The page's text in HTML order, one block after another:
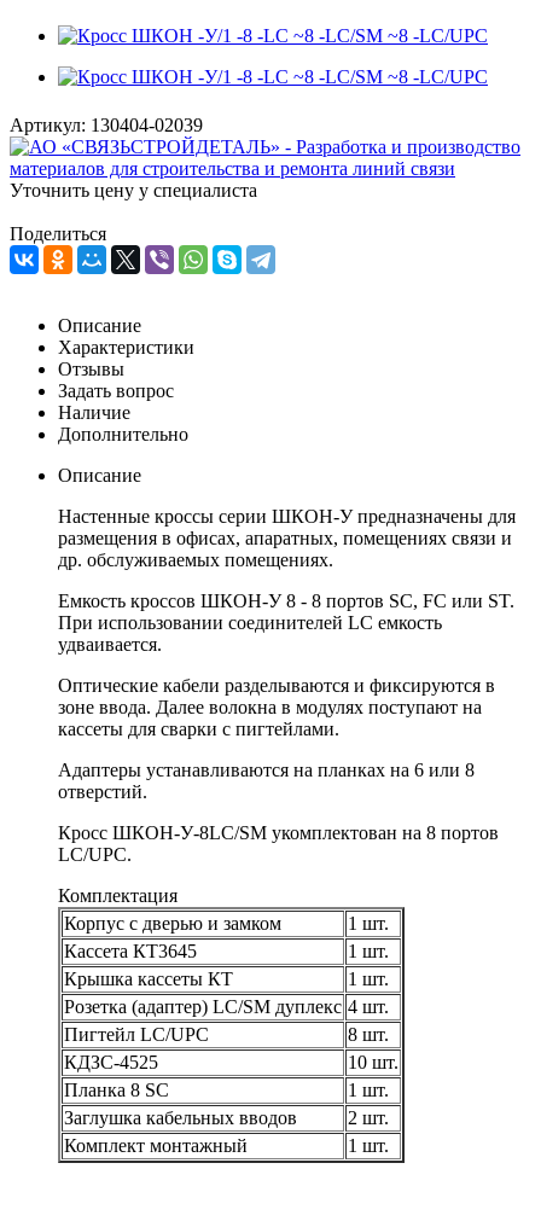
Артикул: 130404-02039
Уточнить цену у специалиста
Поделиться
Описание
Характеристики
Отзывы
Задать вопрос
Наличие
Дополнительно
Описание
Настенные кроссы серии ШКОН-У предназначены для
размещения в офисах, апаратных, помещениях связи и
др. обслуживаемых помещениях.
Емкость кроссов ШКОН-У 8 - 8 портов SC, FC или ST.
При использовании соединителей LC емкость
удваивается.
Оптические кабели разделываются и фиксируются в
зоне ввода. Далее волокна в модулях поступают на
кассеты для сварки с пигтейлами.
Адаптеры устанавливаются на планках на 6 или 8
отверстий.
Кросс ШКОН-У-8LC/SM укомплектован на 8 портов
LC/UPC.
Комплектация
Корпус с дверью и замком
1 шт.
Кассета КТ3645
1 шт.
Крышка кассеты КТ
1 шт.
Розетка (адаптер) LC/SM дуплекс 4 шт.
Пигтейл LC/UPC
8 шт.
КДЗС-4525
10 шт.
Планка 8 SC
1 шт.
Заглушка кабельных вводов
2 шт.
Комплект монтажный
1 шт.